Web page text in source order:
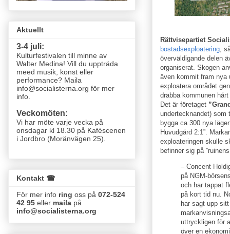
Rättvisepartiet
bostadsexploatering,
överväldigande delen
organiserat. Skogen
även kommit fram nya
exploatera området
drabba kommunen
Det är företaget
undertecknandet)
bygga ca 300 nya
Huvudgård 2:1”.
exploateringen skulle
befinner sig på
– Concent
på NGM-
och har tappat
på kort tid nu.
har sagt upp sitt
uttryckligen för
över en
Aktuellt
3-4 juli:
Kulturfestivalen till minne av
Walter Medina! Vill du uppträda
meed musik, konst eller
performance? Maila
info@socialisterna.org för mer
info.
Veckomöten:
Vi har möte varje vecka på
onsdagar kl 18.30 på Kaféscenen
i Jordbro (Moränvägen 25)
Kontakt ☎
För mer info ring oss på 072-524
42 95 eller maila på
info@socialisterna.org